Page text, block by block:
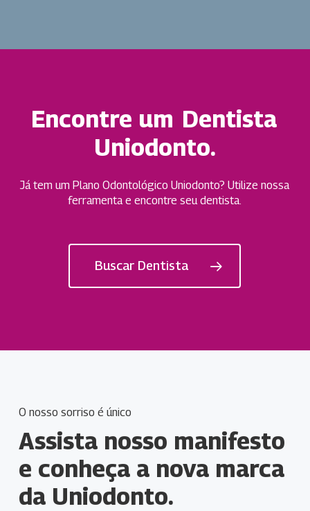
Encontre um Dentista
Uniodonto.
Já tem um Plano Odontológico Uniodonto? Utilize nossa
ferramenta e encontre seu dentista.
Buscar Dentista
O nosso sorriso é único
Assista nosso manifesto
e conheça a nova marca
da Uniodonto.